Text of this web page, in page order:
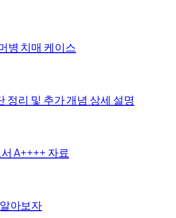
병 치매 케이스
정리 및 추가 개념 상세 설명
A++++ 자료
아보자